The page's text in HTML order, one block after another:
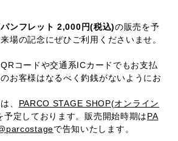
ンフレット 2,000円(税込)の販売を予
場の記念にぜひご利用くださいませ。
コードや交通系ICカードでもお支払
お客様はなるべく釣銭がないようにお
、 PARCO STAGE SHOP(オンライン
予定しております。販売開始時期はPA
で告知いたします。